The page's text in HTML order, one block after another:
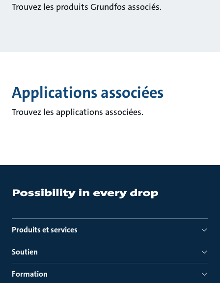
Trouvez les produits Grundfos associés.
Applications associées
Trouvez les applications associées.
Produits et services
Soutien
Formation